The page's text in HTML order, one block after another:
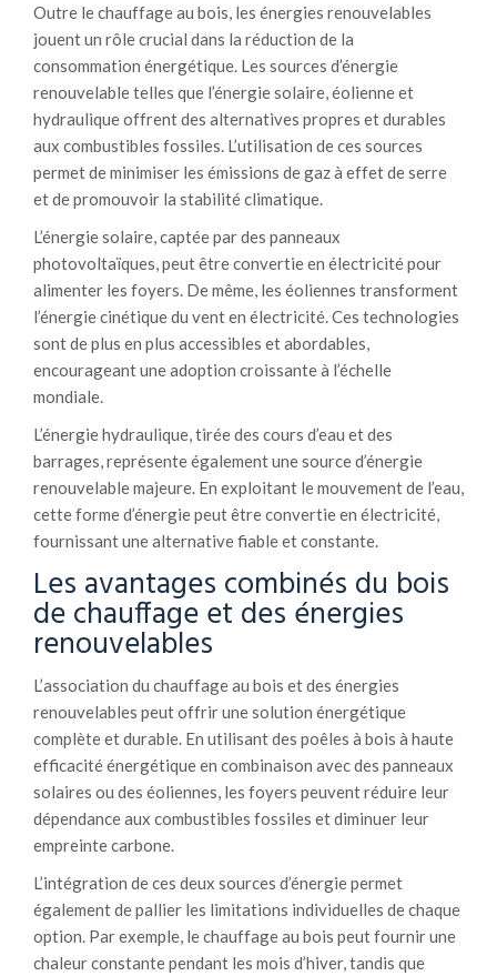
Outre le chauffage au bois, les énergies renouvelables
jouent un rôle crucial dans la réduction de la
consommation énergétique. Les sources d’énergie
renouvelable telles que l’énergie solaire, éolienne et
hydraulique offrent des alternatives propres et durables
aux combustibles fossiles. L’utilisation de ces sources
permet de minimiser les émissions de gaz à effet de serre
et de promouvoir la stabilité climatique.
L’énergie solaire, captée par des panneaux
photovoltaïques, peut être convertie en électricité pour
alimenter les foyers. De même, les éoliennes transforment
l’énergie cinétique du vent en électricité. Ces technologies
sont de plus en plus accessibles et abordables,
encourageant une adoption croissante à l’échelle
mondiale.
L’énergie hydraulique, tirée des cours d’eau et des
barrages, représente également une source d’énergie
renouvelable majeure. En exploitant le mouvement de l’eau,
cette forme d’énergie peut être convertie en électricité,
fournissant une alternative fiable et constante.
Les avantages combinés du bois
de chauffage et des énergies
renouvelables
L’association du chauffage au bois et des énergies
renouvelables peut offrir une solution énergétique
complète et durable. En utilisant des poêles à bois à haute
efficacité énergétique en combinaison avec des panneaux
solaires ou des éoliennes, les foyers peuvent réduire leur
dépendance aux combustibles fossiles et diminuer leur
empreinte carbone.
L’intégration de ces deux sources d’énergie permet
également de pallier les limitations individuelles de chaque
option. Par exemple, le chauffage au bois peut fournir une
chaleur constante pendant les mois d’hiver, tandis que